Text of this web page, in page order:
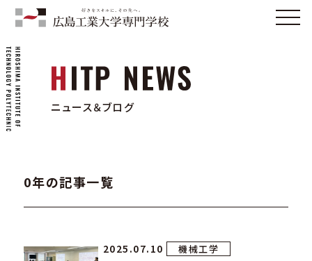
ニュース＆ブログ
0年の記事一覧
2025.07.10 機械工学